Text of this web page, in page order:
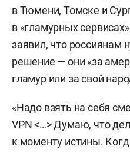
в Тюмени, Томске и
в «гламурных
заявил, что россиянам
решение — они «за
гламур или за свой
«Надо взять на себя
VPN <…> Думаю, что
к моменту истины.